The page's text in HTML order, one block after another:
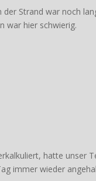
Strand war noch
war hier schwierig.
hatte unser
immer wieder